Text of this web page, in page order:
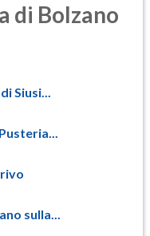
di Bolzano
Siusi...
sulla...